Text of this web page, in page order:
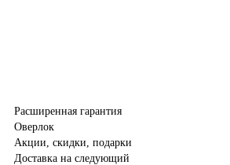
Расширенная гарантия
Оверлок
Акции, скидки, подарки
Доставка на следующий